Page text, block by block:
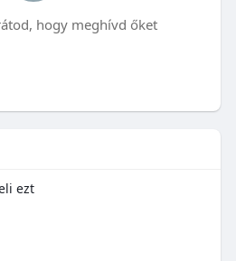
hogy meghívd őket
ezt